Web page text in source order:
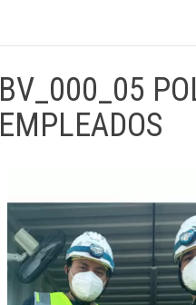
BV_000_05
EMPLEADOS